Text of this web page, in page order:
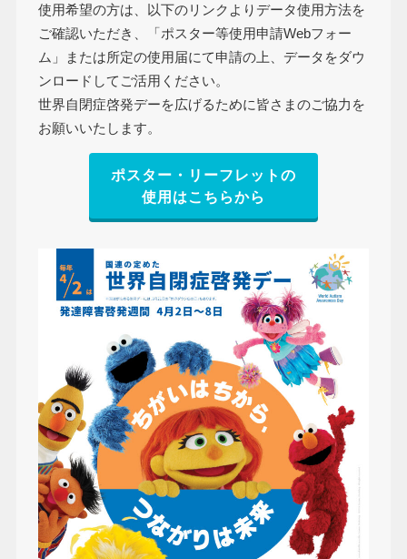
使用希望の方は、以下のリンクよりデータ使用方法を
ご確認いただき、「ポスター等使用申請Webフォー
ム」または所定の使用届にて申請の上、データをダウ
ンロードしてご活用ください。
世界自閉症啓発デーを広げるために皆さまのご協力を
お願いいたします。
ポスター・リーフレットの
使用はこちらから